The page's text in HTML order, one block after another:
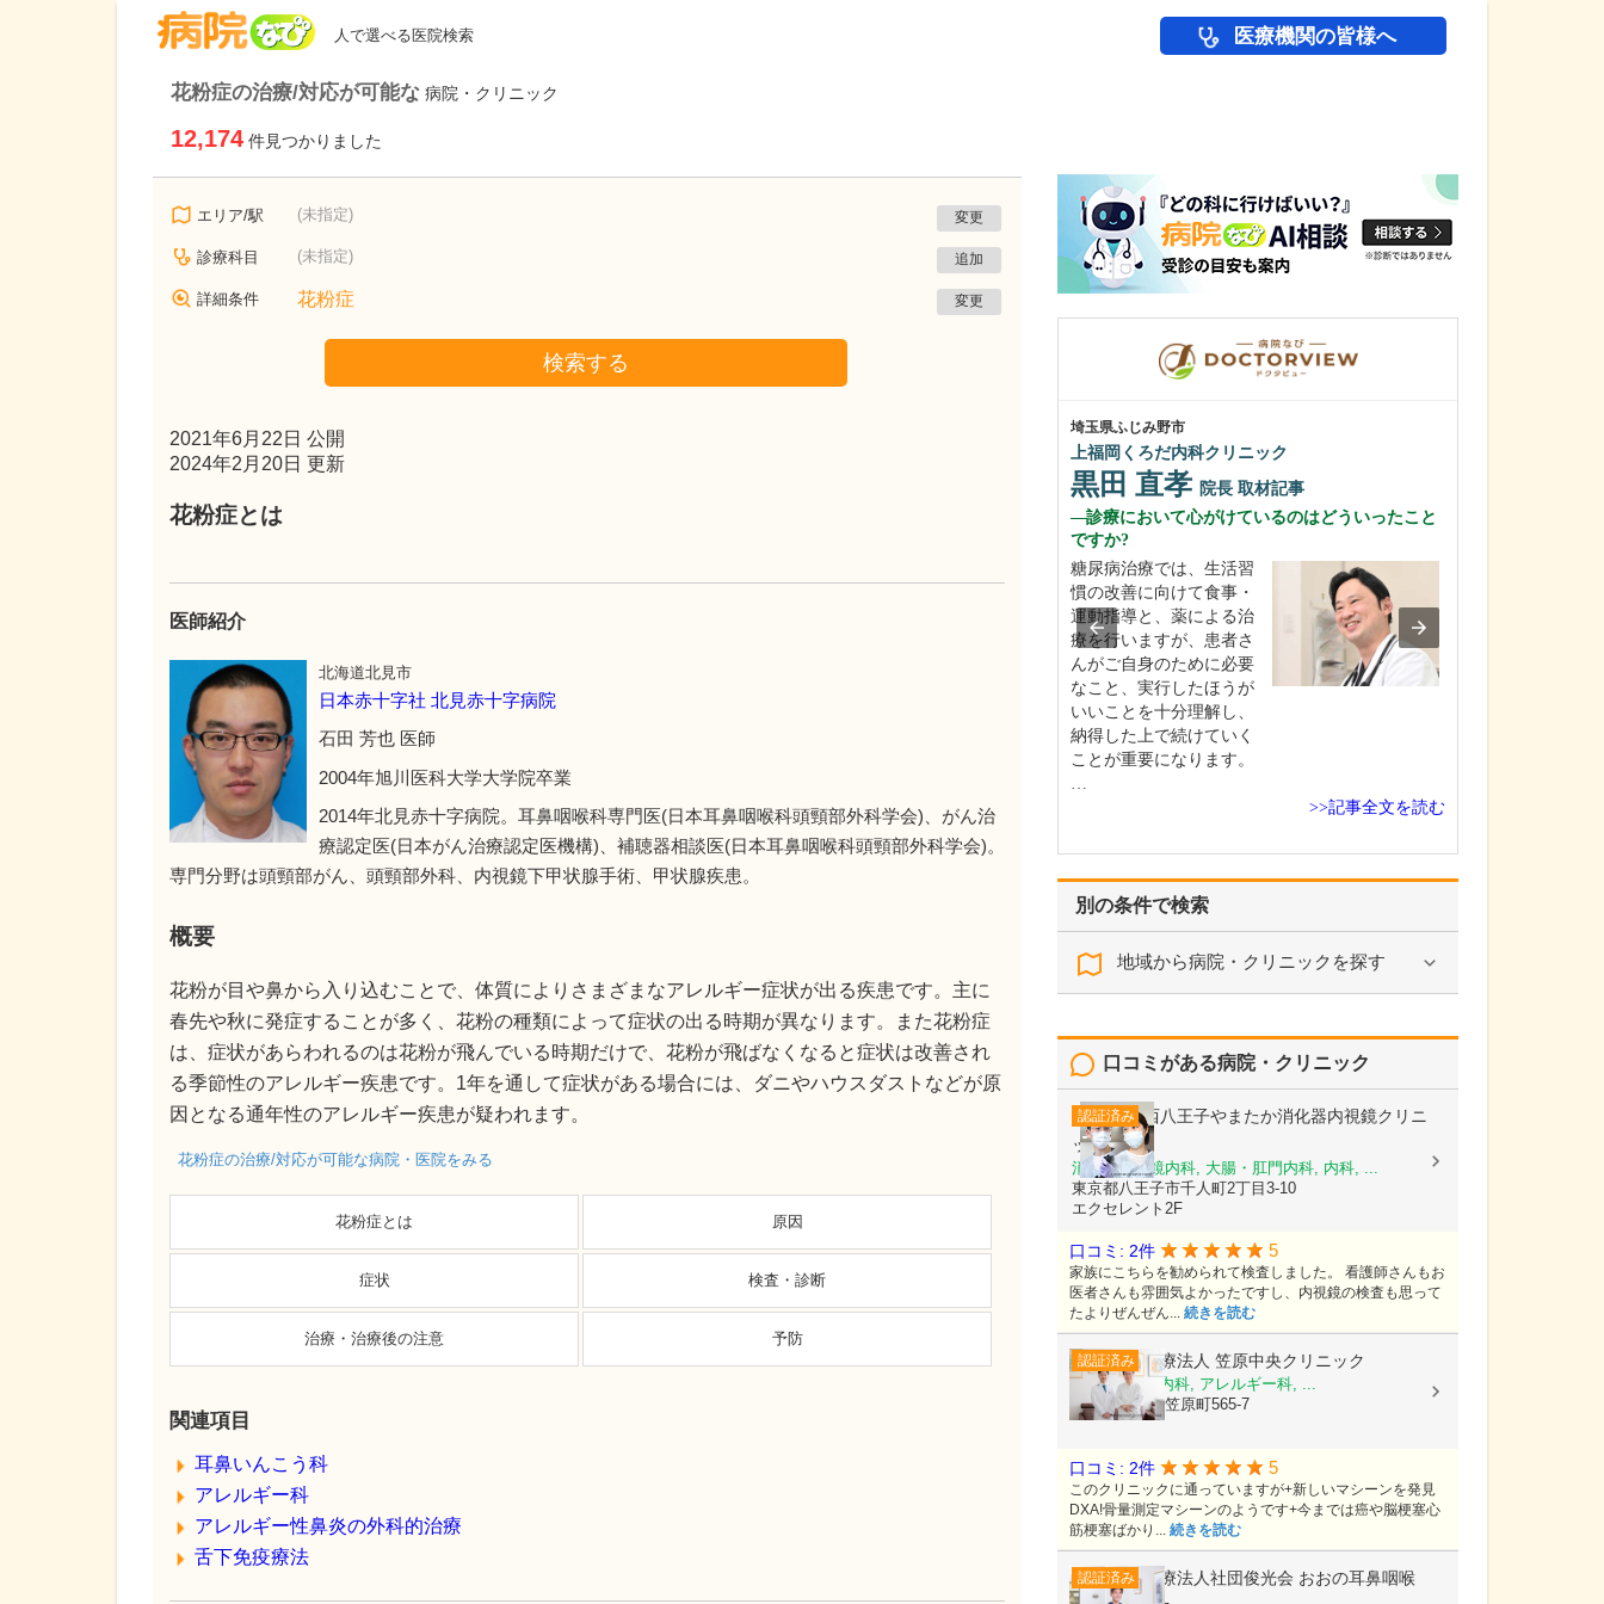
人で選べる医院検索 医療機関の皆様へ
花粉症の治療/対応が可能な 病院・クリニック
12,174 件見つかりました
エリア/駅 (未指定) 変更
診療科目 (未指定) 追加
詳細条件 花粉症 変更
検索する
2021年6月22日 公開
2024年2月20日 更新
花粉症とは
医師紹介
北海道北見市
日本赤十字社 北見赤十字病院
石田 芳也 医師
2004年旭川医科大学大学院卒業
2014年北見赤十字病院。耳鼻咽喉科専門医(日本耳鼻咽喉科頭頸部外科学会)、がん治
療認定医(日本がん治療認定医機構)、補聴器相談医(日本耳鼻咽喉科頭頸部外科学会)。
専門分野は頭頸部がん、頭頸部外科、内視鏡下甲状腺手術、甲状腺疾患。
概要
花粉が目や鼻から入り込むことで、体質によりさまざまなアレルギー症状が出る疾患です。主に
春先や秋に発症することが多く、花粉の種類によって症状の出る時期が異なります。また花粉症
は、症状があらわれるのは花粉が飛んでいる時期だけで、花粉が飛ばなくなると症状は改善され
る季節性のアレルギー疾患です。1年を通して症状がある場合には、ダニやハウスダストなどが原
因となる通年性のアレルギー疾患が疑われます。
花粉症の治療/対応が可能な病院・医院をみる
花粉症とは 原因
症状 検査・診断
治療・治療後の注意 予防
関連項目
耳鼻いんこう科
アレルギー科
アレルギー性鼻炎の外科的治療
舌下免疫療法
別の条件で検索
地域から病院・クリニックを探す
口コミがある病院・クリニック
認証済み 西八王子やまたか消化器内視鏡クリニ
ック
消化器内視鏡内科, 大腸・肛門内科, 内科, ...
東京都八王子市千人町2丁目3-10
エクセレント2F
口コミ: 2件 5
家族にこちらを勧められて検査しました。 看護師さんもお
医者さんも雰囲気よかったですし、内視鏡の検査も思って
たよりぜんぜん... 続きを読む
認証済み 医療法人 笠原中央クリニック
内科, 糖尿病内科, アレルギー科, ...
茨城県水戸市笠原町565-7
口コミ: 2件 5
このクリニックに通っていますが+新しいマシーンを発見
DXA!骨量測定マシーンのようです+今までは癌や脳梗塞心
筋梗塞ばかり... 続きを読む
認証済み 医療法人社団俊光会 おおの耳鼻咽喉
埼玉県ふじみ野市
上福岡くろだ内科クリニック
黒田 直孝 院長 取材記事
診療において心がけているのはどういったこと
ですか?
糖尿病治療では、生活習
慣の改善に向けて食事・
運動指導と、薬による治
療を行いますが、患者さ
んがご自身のために必要
なこと、実行したほうが
いいことを十分理解し、
納得した上で続けていく
ことが重要になります。
…
>>記事全文を読む
>>記事全文を読む